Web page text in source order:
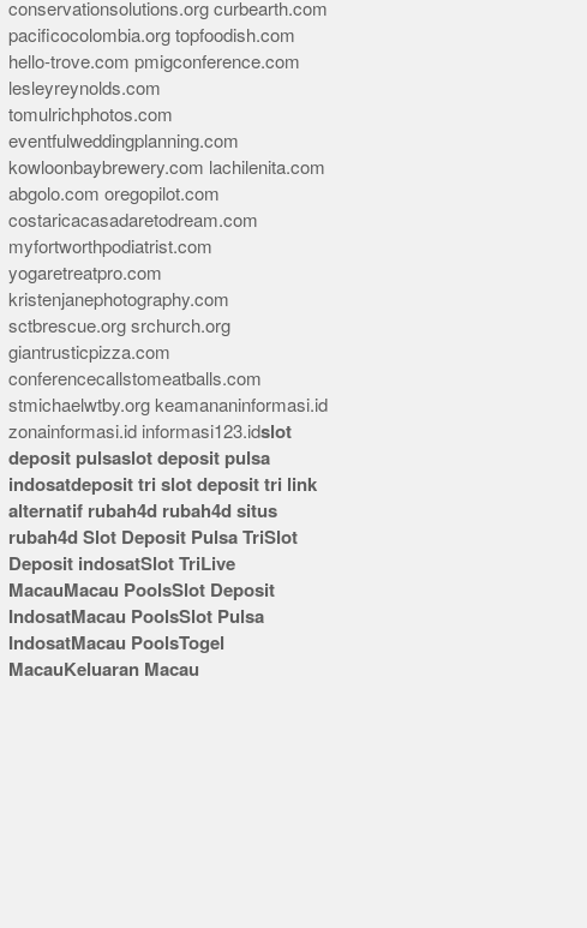
conservationsolutions.org curbearth.com
pacificocolombia.org topfoodish.com
hello-trove.com pmigconference.com
lesleyreynolds.com
tomulrichphotos.com
eventfulweddingplanning.com
kowloonbaybrewery.com lachilenita.com
abgolo.com oregopilot.com
costaricacasadaretodream.com
myfortworthpodiatrist.com
yogaretreatpro.com
kristenjanephotography.com
sctbrescue.org srchurch.org
giantrusticpizza.com
conferencecallstomeatballs.com
stmichaelwtby.org keamananinformasi.id
zonainformasi.id informasi123.idslot
deposit pulsaslot deposit pulsa
indosatdeposit tri slot deposit tri link
alternatif rubah4d rubah4d situs
rubah4d Slot Deposit Pulsa TriSlot
Deposit indosatSlot TriLive
MacauMacau PoolsSlot Deposit
IndosatMacau PoolsSlot Pulsa
IndosatMacau PoolsTogel
MacauKeluaran Macau